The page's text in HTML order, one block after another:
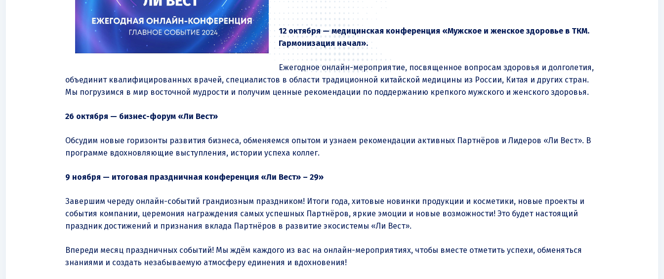
12 октября — медицинская конференция «Мужское и женское здоровье в ТКМ.
Гармонизация начал».
Ежегодное онлайн-мероприятие, посвященное вопросам здоровья и долголетия,
объединит квалифицированных врачей, специалистов в области традиционной китайской медицины из России, Китая и других стран.
Мы погрузимся в мир восточной мудрости и получим ценные рекомендации по поддержанию крепкого мужского и женского здоровья.
26 октября — бизнес-форум «Ли Вест»
Обсудим новые горизонты развития бизнеса, обменяемся опытом и узнаем рекомендации активных Партнёров и Лидеров «Ли Вест». В
программе вдохновляющие выступления, истории успеха коллег.
9 ноября — итоговая праздничная конференция «Ли Вест» – 29»
Завершим череду онлайн-событий грандиозным праздником! Итоги года, хитовые новинки продукции и косметики, новые проекты и
события компании, церемония награждения самых успешных Партнёров, яркие эмоции и новые возможности! Это будет настоящий
праздник достижений и признания вклада Партнёров в развитие экосистемы «Ли Вест».
Впереди месяц праздничных событий! Мы ждём каждого из вас на онлайн-мероприятиях, чтобы вместе отметить успехи, обменяться
знаниями и создать незабываемую атмосферу единения и вдохновения!